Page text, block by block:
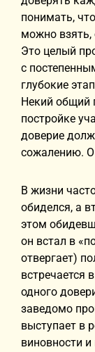
понимать,
можно взять,
Это целый
с
глубокие
Некий общий
постройке
доверие
сожалению.
В жизни
обиделся, а
этом
он встал в
отвергает)
встречается
одного
заведомо
выступает в
виновности